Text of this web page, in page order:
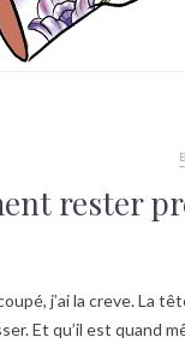
rester
j’ai la creve. La
Et qu’il est quand